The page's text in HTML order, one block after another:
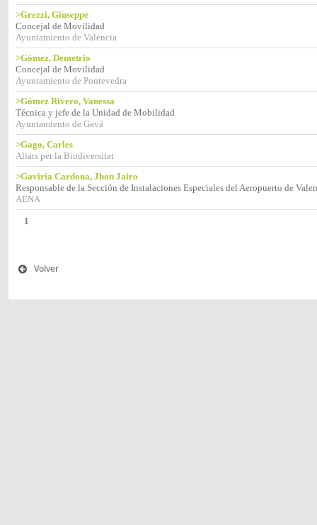
>Grezzi, Giuseppe
Concejal de Movilidad
Ayuntamiento de Valencia
>Gómez, Demetrio
Concejal de Movilidad
Ayuntamiento de Pontevedra
>Gómez Rivero, Vanessa
Técnica y jefe de la Unidad de Mobilidad
Ayuntamiento de Gavá
>Gago, Carles
Aliats per la Biodiversitat
>Gaviria Cardona, Jhon Jairo
Responsable de la Sección de Instalaciones Especiales del Aeropuerto de
AENA
1
Volver